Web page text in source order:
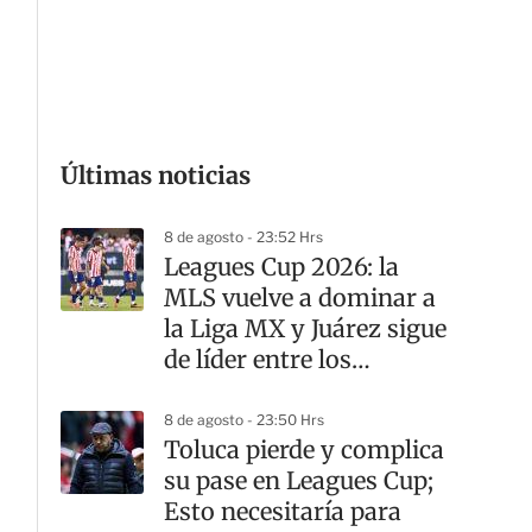
Últimas noticias
8 de agosto - 23:52 Hrs
Leagues Cup 2026: la
MLS vuelve a dominar a
la Liga MX y Juárez sigue
de líder entre los
8 de agosto - 23:50 Hrs
Toluca pierde y complica
su pase en Leagues Cup;
Esto necesitaría para